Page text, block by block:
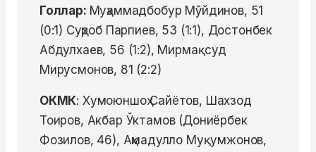
Голлар: Муҳаммадбобур Мўйдинов, 51
(0:1) Суҳроб Парпиев, 53 (1:1), Достонбек
Абдулхаев, 56 (1:2), Мирмақсуд
Мирусмонов, 81 (2:2)
ОКМК: Хумоюншоҳ Сайётов, Шахзод
Тоиров, Акбар Ўктамов (Дониёрбек
Фозилов, 46), Аҳмадулло Муқумжонов,